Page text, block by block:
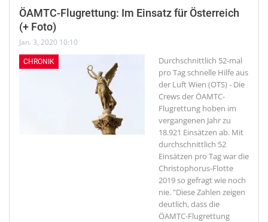
ÖAMTC-Flugrettung: Im Einsatz für Österreich
(+ Foto)
Jan. 3, 2020 10:10
CHRONIK
Durchschnittlich 52-mal
pro Tag schnelle Hilfe aus
der LuftWien (OTS) - Die
Crews der ÖAMTC-
Flugrettung hoben im
vergangenen Jahr zu
18.921 Einsätzen ab. Mit
durchschnittlich 52
Einsätzen pro Tag war die
Christophorus-Flotte
2019 so gefragt wie noch
nie. "Diese Zahlen zeigen
deutlich, dass die
ÖAMTC-Flugrettung